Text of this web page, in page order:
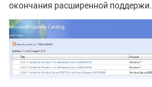
окончания расширенной поддержи.